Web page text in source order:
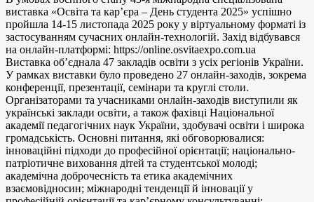
виставка «Освіта та кар’єра – День студента 2025» успішно
пройшла 14-15 листопада 2025 року у віртуальному форматі із
застосуванням сучасних онлайн-технологій. Захід відбувався
на онлайн-платформі: https://online.osvitaexpo.com.ua
Виставка об’єднала 47 закладів освіти з усіх регіонів України.
У рамках виставки було проведено 27 онлайн-заходів, зокрема
конференції, презентації, семінари та круглі столи.
Організаторами та учасниками онлайн-заходів виступили як
українські заклади освіти, а також фахівці Національної
академії педагогічних наук України, здобувачі освіти і широка
громадськість. Основні питання, які обговорювалися:
інноваційні підходи до професійної орієнтації; національно-
патріотичне виховання дітей та студентської молоді;
академічна доброчесність та етика академічних
взаємовідносин; міжнародні тенденції й інновації у